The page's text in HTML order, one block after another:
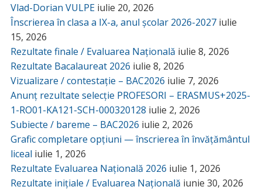
Vlad-Dorian VULPE iulie 20, 2026
Înscrierea în clasa a IX-a, anul școlar 2026-2027 iulie
15, 2026
Rezultate finale / Evaluarea Națională iulie 8, 2026
Rezultate Bacalaureat 2026 iulie 8, 2026
Vizualizare / contestație – BAC2026 iulie 7, 2026
Anunț rezultate selecție PROFESORI – ERASMUS+2025-
1-RO01-KA121-SCH-000320128 iulie 2, 2026
Subiecte / bareme – BAC2026 iulie 2, 2026
Grafic completare opțiuni — înscrierea în învățământul
liceal iulie 1, 2026
Rezultate Evaluarea Națională 2026 iulie 1, 2026
Rezultate inițiale / Evaluarea Națională iunie 30, 2026